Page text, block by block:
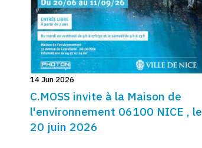
14 Jun 2026
C.MOSS invite à la Maison de
l'environnement 06100 NICE , le
20 juin 2026